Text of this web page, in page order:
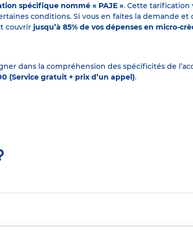
spécifique nommé « PAJE ». Cette tarification
conditions. Si vous en faites la demande
couvrir jusqu’à 85% de vos dépenses en micro-
dans la compréhension des spécificités de
(Service gratuit + prix d’un appel).